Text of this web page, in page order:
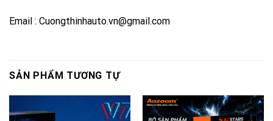
Email : Cuongthinhauto.vn@gmail.com
SẢN PHẨM TƯƠNG TỰ